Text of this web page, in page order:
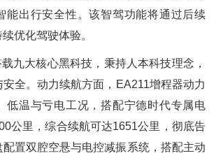
能出行安全性。该智驾功能将通过后续
优化驾驶体验。
大核心黑科技，秉持人本科技理念，
全。动力续航方面，EA211增程器动力
低温与亏电工况，搭配宁德时代专属电
公里，综合续航可达1651公里，彻底告
置双腔空悬与电控减振系统，搭配主动